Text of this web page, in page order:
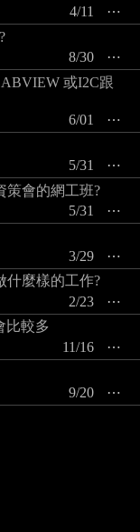
⋯
4/11
⋯
8/30
或I2C跟
⋯
6/01
⋯
5/31
策會的網工班?
⋯
5/31
⋯
3/29
什麼樣的工作?
⋯
2/23
比較多
⋯
11/16
⋯
9/20